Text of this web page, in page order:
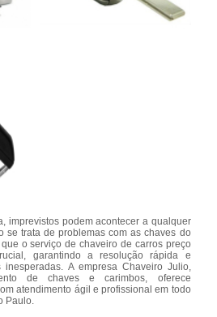
imprevistos podem acontecer a qualquer
se trata de problemas com as chaves do
o serviço de chaveiro de carros preço
garantindo a resolução rápida e
A empresa Chaveiro Julio,
de chaves e carimbos, oferece
atendimento ágil e profissional em todo
Paulo.